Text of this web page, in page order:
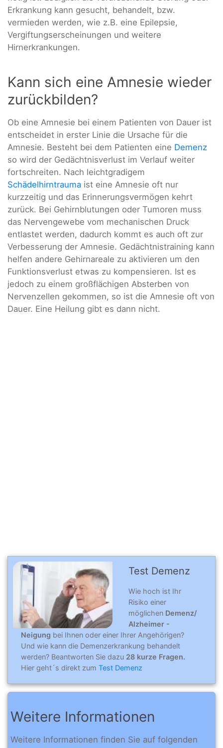
Erkrankung kann gesucht, behandelt, bzw.
vermieden werden, wie z.B. eine Epilepsie,
Vergiftungserscheinungen und weitere
Hirnerkrankungen.
Kann sich eine Amnesie wieder
zurückbilden?
Ob eine Amnesie bei einem Patienten von Dauer ist
entscheidet in erster Linie die Ursache für die
Amnesie. Besteht bei dem Patienten eine Demenz
so wird der Gedächtnisverlust im Verlauf weiter
fortschreiten. Nach leichtgradigem
Schädelhirntrauma ist eine Amnesie oft nur
kurzzeitig und das Erinnerungsvermögen kehrt
zurück. Bei Gehirnblutungen oder Tumoren muss
das Nervengewebe vom mechanischen Druck
entlastet werden, dadurch kommt es auch oft zur
Verbesserung der Amnesie. Gedächtnistraining kann
helfen andere Gehirnareale zu aktivieren um den
Funktionsverlust etwas zu kompensieren. Ist es
jedoch zu einem großflächigen Absterben von
Nervenzellen gekommen, so ist die Amnesie oft von
Dauer. Eine Heilung gibt es dann nicht.
Test Demenz
Wie hoch ist Ihr
Risiko einer
möglichen Demenz/
Alzheimer -
Neigung bei Ihnen oder einer Ihrer Angehörigen?
Und wie kann die Demenzerkrankung behandelt
werden? Beantworten Sie dazu 28 kurze Fragen.
Hier geht´s direkt zum Test Demenz
Weitere Informationen
Weitere Informationen finden Sie auf folgenden